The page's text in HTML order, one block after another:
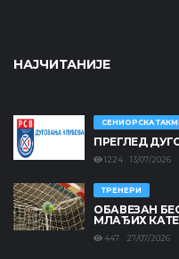
НАЈЧИТАНИЈЕ
СЕНИОРСКА
ПРЕГЛЕД
1224 13/07/2026
ТРЕНЕРИ
ОБАВЕЗАН
МЛАЂИХ
447 27/07/2026